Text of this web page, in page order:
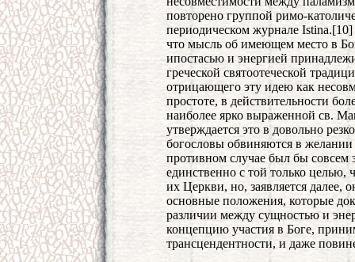
повторено группой римо-
периодическом журнале
что мысль об имеющем место в
ипостасью и энергией
греческой святоотеческой
отрицающего эту идею как
простоте, в действительности
наиболее ярко выраженной св.
утверждается это в довольно
богословы обвиняются в
противном случае был бы совсем
единственно с той только целью,
их Церкви, но, заявляется далее,
основные положения, которые
различии между сущностью и
концепцию участия в Боге,
трансцендентности, и даже